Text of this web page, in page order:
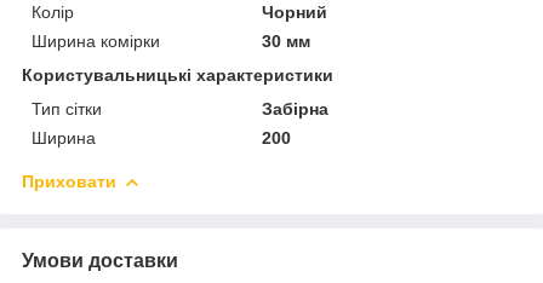
Колір
Чорний
Ширина комірки
30 мм
Користувальницькі характеристики
Тип сітки
Забірна
Ширина
200
Приховати
Умови доставки